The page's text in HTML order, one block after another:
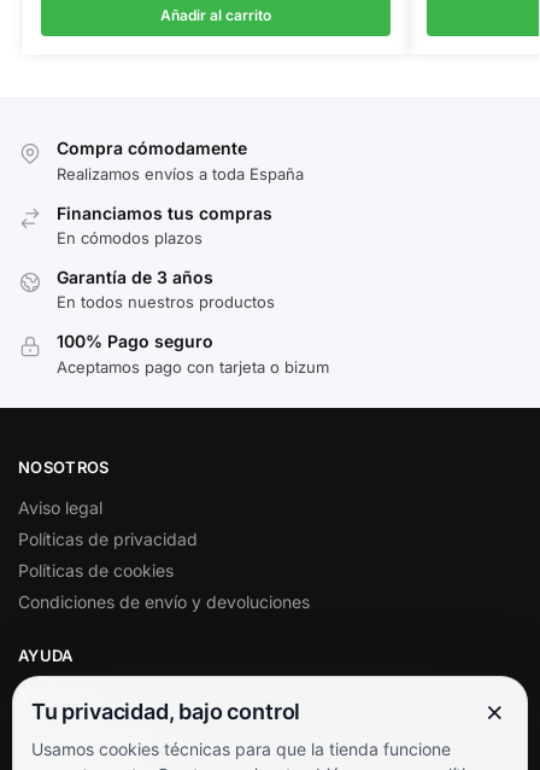
Añadir al carrito
Compra cómodamente
Realizamos envíos a toda España
Financiamos tus compras
En cómodos plazos
Garantía de 3 años
En todos nuestros productos
100% Pago seguro
Aceptamos pago con tarjeta o bizum
NOSOTROS
Aviso legal
Políticas de privacidad
Políticas de cookies
Condiciones de envío y devoluciones
AYUDA
Soporte al cliente
Contacto
Tu privacidad, bajo control ×
Usamos cookies técnicas para que la tienda funcione